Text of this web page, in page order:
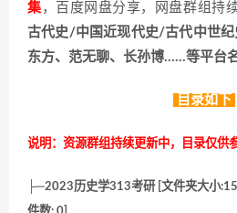
集 ，百度网盘分享，网盘群组持
古代史/中国近现代史/古代中世
东方、范无聊、长孙博……等平台
目录如下
说明：资源群组持续更新中，目录仅供
├─2023历史学313考研 [文件夹大小